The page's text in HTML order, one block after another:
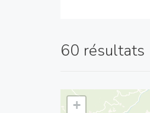
60 résultats
+